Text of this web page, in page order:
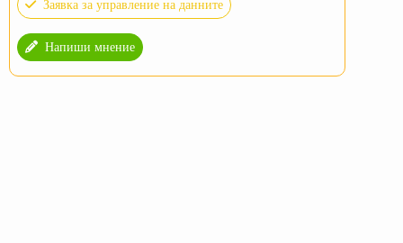
Заявка за управление на данните
Напиши мнение